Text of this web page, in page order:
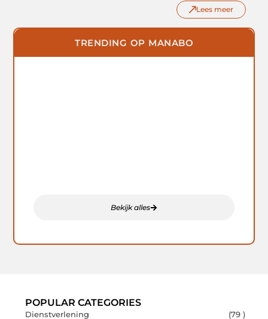
Lees meer
TRENDING OP MANABO
Bekijk alles
POPULAR CATEGORIES
Dienstverlening
(79 )